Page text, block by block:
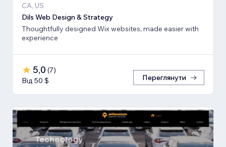
CA, US
Dils Web Design & Strategy
Thoughtfully designed Wix websites, made easier with
experience
5,0 (7)
Від 50 $
Переглянути